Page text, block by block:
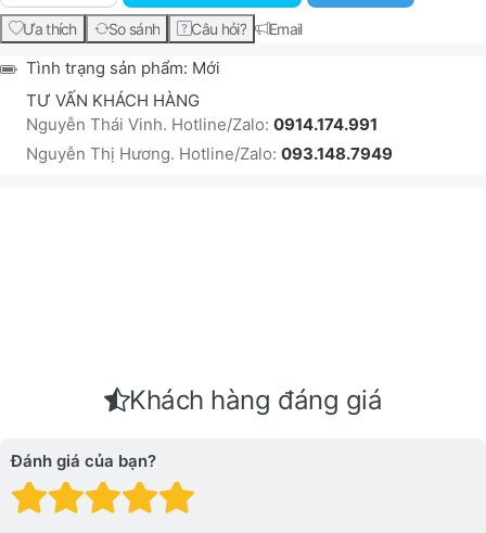
Ưa thích So sánh Câu hỏi? Email
Tình trạng sản phẩm: Mới
TƯ VẤN KHÁCH HÀNG
Nguyễn Thái Vinh. Hotline/Zalo: 0914.174.991
Nguyễn Thị Hương. Hotline/Zalo: 093.148.7949
Khách hàng đáng giá
Đánh giá của bạn?
Đánh giá: 4 trên 5
Đánh giá: 3 trên 5 sao.
Đánh giá: 2 trên 5 sao.
Đánh giá: 1 trên 5 sao. Xấu